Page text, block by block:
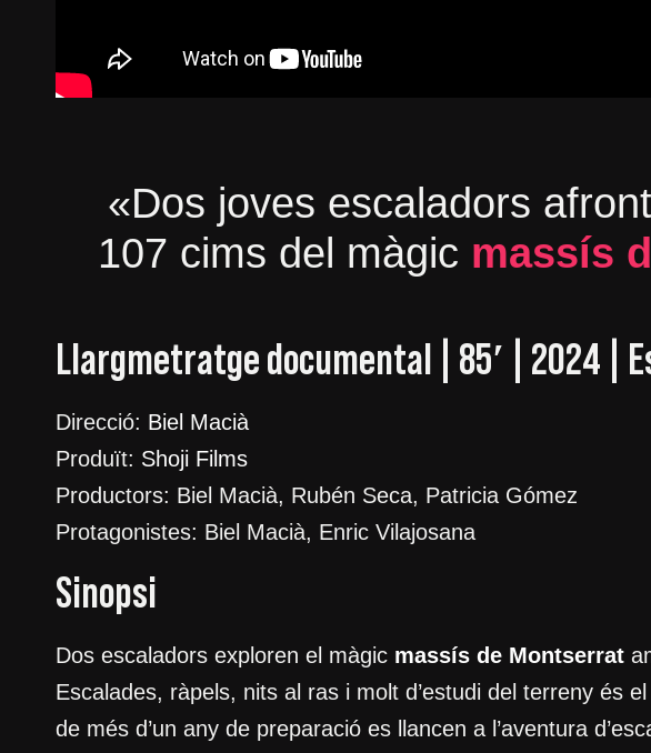
«Dos joves escaladors
107 cims del màgic massís
Llargmetratge documental | 85′ | 2024 |
Direcció: Biel Macià
Produït: Shoji Films
Productors: Biel Macià, Rubén Seca, Patricia Gómez
Protagonistes: Biel Macià, Enric Vilajosana
Sinopsi
Dos escaladors exploren el màgic massís de Montserrat
Escalades, ràpels, nits al ras i molt d’estudi del terreny és
de més d’un any de preparació es llancen a l’aventura